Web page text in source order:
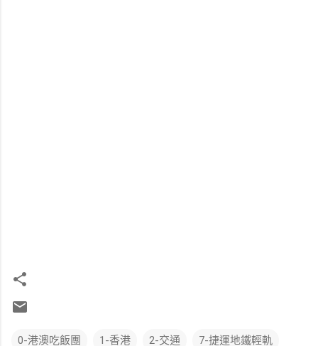
0-港澳吃飯團 1-香港 2-交通 7-捷運地鐵輕軌